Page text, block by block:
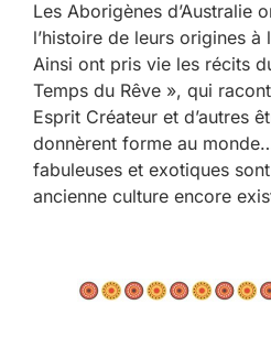
Les Aborigènes d’Australie
l’histoire de leurs origines à
Ainsi ont pris vie les récits
Temps du Rêve », qui
Esprit Créateur et d’autres
donnèrent forme au
fabuleuses et exotiques
ancienne culture encore